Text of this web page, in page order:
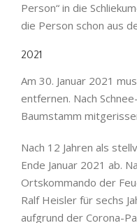
Person“ in die
die Person schon aus
2021
Am 30. Januar 2021
entfernen. Nach
Baumstamm
Nach 12 Jahren als
Ende Januar 2021 ab.
Ortskommando der
Ralf Heisler für sechs
aufgrund der Corona-